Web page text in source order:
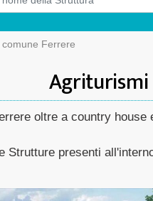
Ferrere
Agriturismi
oltre a country
Strutture presenti